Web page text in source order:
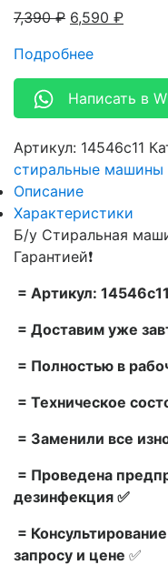
7,390₽ 6,590 ₽
Подробнее
Написать в
Артикул: 14546c11
стиральные машины
Описание
Характеристики
Б/у Стиральная
Гарантией❗
= Артикул: 14546c11
= Доставим уже
= Полностью в
= Техническое
= Заменили все
= Проведена
дезинфекция ✅
=
запросу и цене ✅